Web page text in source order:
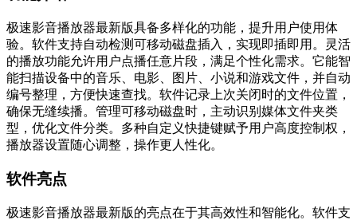
极速影音播放器最新版具备多样化的功能，提升用户使用体
验。软件支持自动检测可移动磁盘插入，实现即插即用。灵活
的播放功能允许用户点播任意片段，满足个性化需求。它能智
能扫描设备中的音乐、电影、图片、小说和游戏文件，并自动
编号整理，方便快速查找。软件记录上次关闭时的文件位置，
确保无缝续播。管理可移动磁盘时，主动识别媒体文件夹类
型，优化文件分类。多种自定义快捷键赋予用户高度控制权，
播放器设置随心调整，操作更人性化。
软件亮点
极速影音播放器最新版的亮点在于其高效性和智能化。软件支